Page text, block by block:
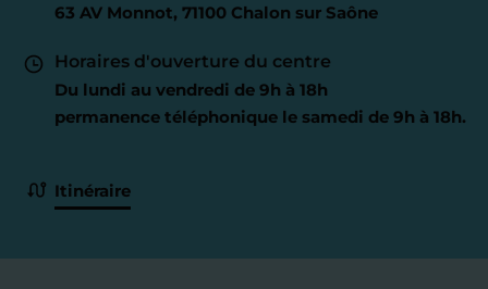
63 AV Monnot, 71100 Chalon sur Saône
Horaires d'ouverture du centre
Du lundi au vendredi de 9h à 18h
permanence téléphonique le samedi de 9h à 18h.
Itinéraire